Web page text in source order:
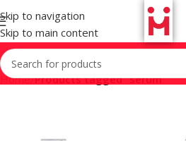
Skip to navigation
Skip to main content
Home/Products tagged “serum”